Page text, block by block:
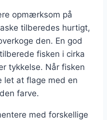
opmærksom på
tilberedes hurtigt,
den. En god
fisken i cirka
tykkelse. Når fisken
at flage med en
farve.
med forskellige